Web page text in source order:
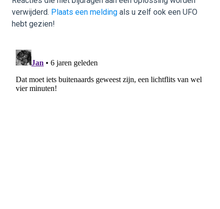
verwijderd. Plaats een melding als u zelf ook een UFO
hebt gezien!